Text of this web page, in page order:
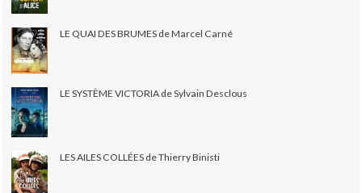
LE QUAI DES BRUMES de Marcel Carné
LE SYSTÈME VICTORIA de Sylvain Desclous
LES AILES COLLÉES de Thierry Binisti